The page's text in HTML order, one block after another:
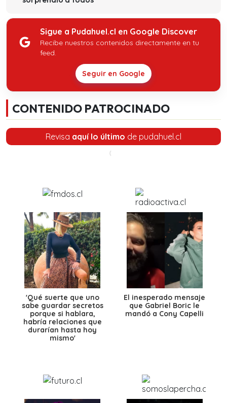
Sigue a Pudahuel.cl en Google Discover
Recibe nuestros contenidos directamente en tu
feed.
Seguir en Google
CONTENIDO PATROCINADO
Revisa aquí lo último de pudahuel.cl
'Qué suerte que uno
sabe guardar secretos
porque si hablara,
habría relaciones que
durarían hasta hoy
mismo'
El inesperado mensaje
que Gabriel Boric le
mandó a Cony Capelli